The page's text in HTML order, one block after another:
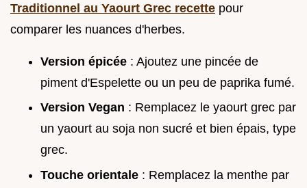
Traditionnel au Yaourt Grec recette pour
comparer les nuances d'herbes.
Version épicée : Ajoutez une pincée de
piment d'Espelette ou un peu de paprika fumé.
Version Vegan : Remplacez le yaourt grec par
un yaourt au soja non sucré et bien épais, type
grec.
Touche orientale : Remplacez la menthe par